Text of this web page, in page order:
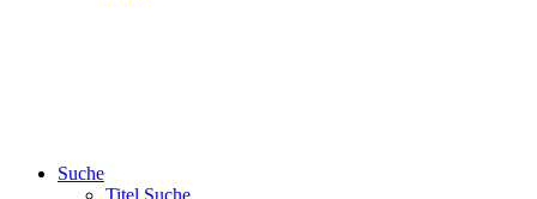
Suche
Titel Suche